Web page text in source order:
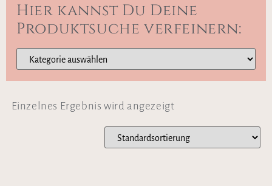
Hier kannst Du Deine
Produktsuche verfeinern:
Einzelnes Ergebnis wird angezeigt